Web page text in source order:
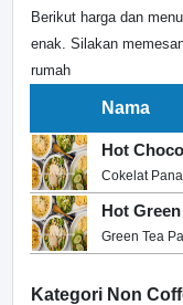
Berikut harga dan
enak. Silakan
rumah
Nama
Hot
Cokelat
Hot Green
Green Tea
Kategori Non